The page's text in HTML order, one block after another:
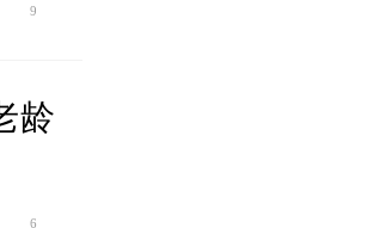
9
龄
6